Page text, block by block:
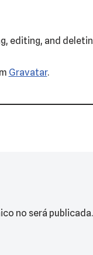
editing, and
Gravatar.
no será publicada.